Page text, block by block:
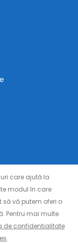
care ajută la
modul în care
vă putem oferi o
Pentru mai multe
de confidentialitate
.